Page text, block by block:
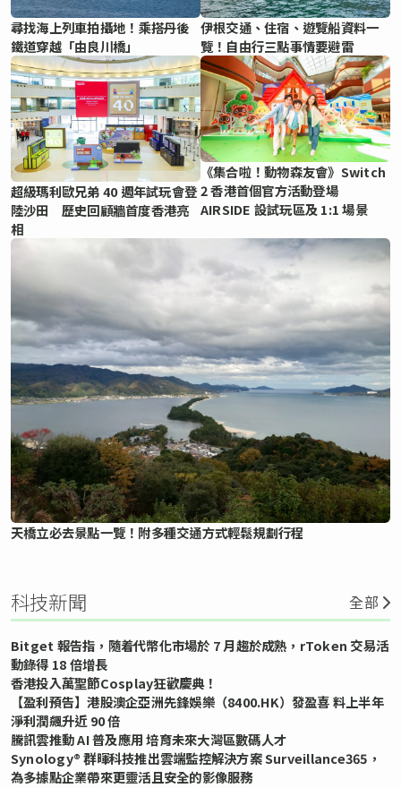
尋找海上列車拍攝地！乘搭丹後
鐵道穿越「由良川橋」
伊根交通、住宿、遊覽船資料一
覽！自由行三點事情要避雷
超級瑪利歐兄弟 40 週年試玩會登
陸沙田 歷史回顧牆首度香港亮
相
《集合啦！動物森友會》Switch
2 香港首個官方活動登場
AIRSIDE 設試玩區及 1:1 場景
天橋立必去景點一覽！附多種交通方式輕鬆規劃行程
科技新聞 全部
Bitget 報告指，隨着代幣化市場於 7 月趨於成熟，rToken 交易活
動錄得 18 倍增長
香港投入萬聖節Cosplay狂歡慶典！
【盈利預告】港股澳企亞洲先鋒娛樂（8400.HK）發盈喜 料上半年
淨利潤飆升近 90 倍
騰訊雲推動 AI 普及應用 培育未來大灣區數碼人才
Synology® 群暉科技推出雲端監控解決方案 Surveillance365，
為多據點企業帶來更靈活且安全的影像服務